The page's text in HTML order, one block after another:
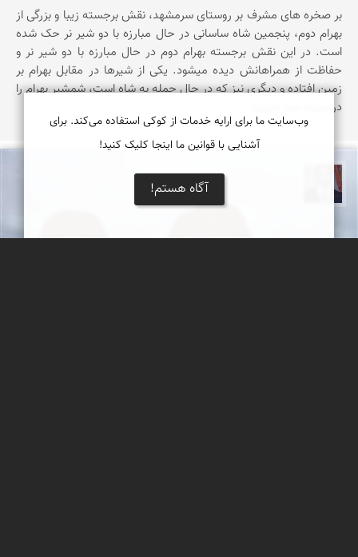
بر صخره های مشرف بر روستای سرمشهد، نقش برجسته زیبا و بزرگی از
بهرام دوم، پنجمین شاه ساسانی در حال مبارزه با دو شیر نر حک شده
است. در این نقش برجسته بهرام دوم در حال مبارزه با دو شیر نر و
حفاظت از همراهانش دیده میشود. یکی از شیرها در مقابل بهرام بر
زمین افتاده و دیگری نیز که در حال حمله به شاه است، شمشیر بهرام را
در سینه خود میبیند.
وب‌سایت ما برای ارایه خدمات از کوکی استفاده می‌کند. برای
آشنایی با قوانین ما اینجا کلیک کنید!
آگاه هستم!